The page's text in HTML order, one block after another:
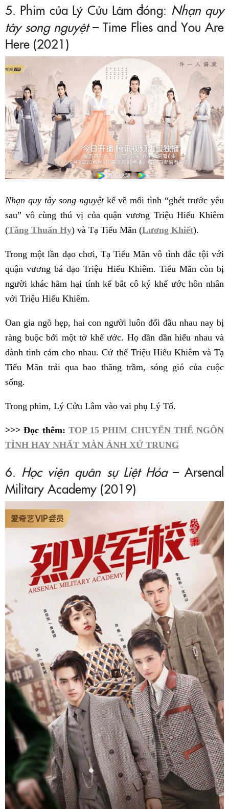
5. Phim của Lý Cửu Lâm đóng: Nhạn quy
tây song nguyệt– Time Flies and You Are
Here (2021)
Nhạn quy tây song nguyệtkể về mối tình “ghét trước yêu
sau” vô cùng thú vị của quận vương Triệu Hiếu Khiêm
(Tăng Thuấn Hy) và Tạ Tiểu Mãn (Lương Khiết).
Trong một lần dạo chơi, Tạ Tiểu Mãn vô tình đắc tội với
quận vương bá đạo Triệu Hiếu Khiêm. Tiểu Mãn còn bị
người khác hãm hại tính kế bắt cô ký khế ước hôn nhân
với Triệu Hiếu Khiêm.
Oan gia ngõ hẹp, hai con người luôn đối đầu nhau nay bị
ràng buộc bởi một tờ khế ước. Họ dần dần hiểu nhau và
dành tình cảm cho nhau. Cứ thế Triệu Hiếu Khiêm và Tạ
Tiểu Mãn trải qua bao thăng trầm, sóng gió của cuộc
sống.
Trong phim, Lý Cửu Lâm vào vai phụ Lý Tố.
>>> Đọc thêm: TOP 15 PHIM CHUYỂN THỂ NGÔN
TÌNH HAY NHẤT MÀN ẢNH XỨ TRUNG
6. Học viện quân sự Liệt Hỏa– Arsenal
Military Academy (2019)